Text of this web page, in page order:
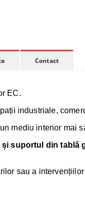
Contact
EC.
industriale,
mediu interior mai
și suportul din tablă
sau a